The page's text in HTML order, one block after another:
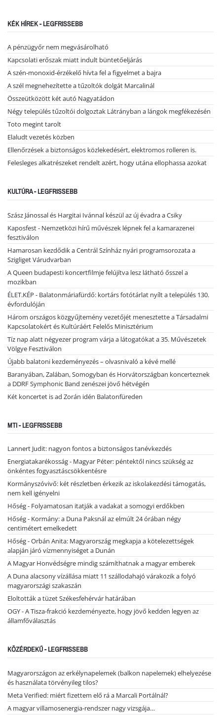
KÉK HÍREK - LEGFRISSEBB
A pénzügyőr nem megvásárolható
Kapcsolati erőszak miatt indult büntetőeljárás
A szén-monoxid-érzékelő hívta fel a figyelmet a bajra
A szél megnehezítette a tűzoltók dolgát Marcalinál
Összeütközött két autó Nagyatádon
Négy település tűzoltói dolgoztak Látrányban a lángok megfékezésén
Toto megint tarolt
Elaludt vezetés közben
Ellenőrzések a biztonságos közlekedésért, elektromos rolleren is.
Felesleges alkatrészeket rendelt azért, hogy utána ellophassa azokat
KULTÚRA - LEGFRISSEBB
Szász Jánossal és Hargitai Ivánnal készül az új évadra a Csiky
Kaposfest - Nemzetközi hírű művészek lépnek fel a kamarazenei
fesztiválon
Hamarosan kezdődik a Centrál Színház nyári programsorozata a
Szigliget Várudvarban
A Queen budapesti koncertfilmje felújítva lesz látható ősszel a
mozikban
ÉLET.KÉP - Balatonmáriafürdő: kortárs fotótárlat nyílt a település 130.
évfordulóján
Három országos közgyűjtemény vezetőjét menesztette a Társadalmi
Kapcsolatokért és Kultúráért Felelős Minisztérium
Tíz nap alatt négyezer program várja a látogatókat a 35. Művészetek
Völgye Fesztiválon
Újabb balatoni kezdeményezés – olvasnivaló a kévé mellé
Baranyában, Zalában, Somogyban és Horvátországban koncerteznek
a DDRF Symphonic Band zenészei jövő hétvégén
Két koncertet is ad Zorán idén Balatonfüreden
MTI - LEGFRISSEBB
Lannert Judit: nagyon fontos a biztonságos tanévkezdés
Energiatakarékosság - Magyar Péter: péntektől nincs szükség az
önkéntes fogyasztáscsökkentésre
Kormányszóvivő: két részletben érkezik az iskolakezdési támogatás,
nem kell igényelni
Hőség - Folyamatosan itatják a vadakat a somogyi erdőkben
Hőség - Kormány: a Duna Paksnál az elmúlt 24 órában négy
centimétert emelkedett
Hőség - Orbán Anita: Magyarország megkapja a kötelezettségek
alapján járó vízmennyiséget a Dunán
A Magyar Honvédségre mindig számíthatnak a magyar emberek
A Duna alacsony vízállása miatt 11 szállodahajó várakozik a folyó
magyarországi szakaszán
Eloltották a tüzet Székesfehérvár határában
OGY - A Tisza-frakció kezdeményezte, hogy jövő kedden legyen az
államfőválasztás
KÖZÉRDEKŰ - LEGFRISSEBB
Magyarországon az erkélynapelemek (balkon napelemek) elhelyezése
és használata törvényileg tilos?
Meta Verified: miért fizettem elő rá a Marcali Portálnál?
A magyar villamosenergia-rendszer nagy vizsgája…